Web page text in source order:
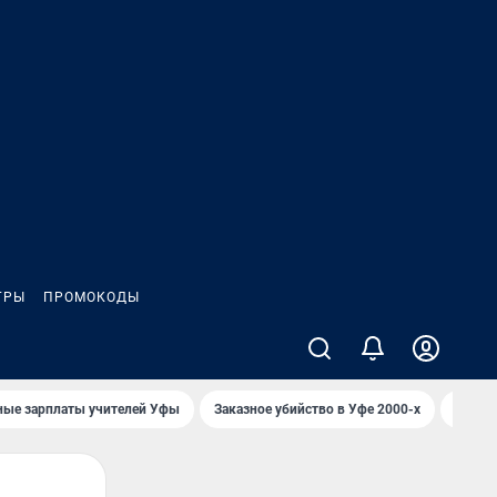
ПРОМОКОДЫ
зарплаты учителей Уфы Заказное убийство в Уфе 2000-х